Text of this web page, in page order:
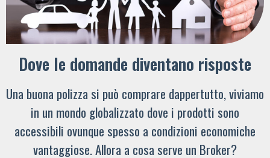
Dove le domande diventano risposte
Una buona polizza si può comprare dappertutto, viviamo
in un mondo globalizzato dove i prodotti sono
accessibili ovunque spesso a condizioni economiche
vantaggiose. Allora a cosa serve un Broker?